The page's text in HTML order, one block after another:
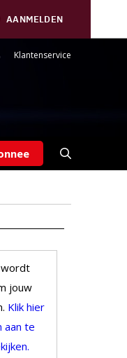
AANMELDEN
Klantenservice
wordt
jouw
Klik hier
aan te